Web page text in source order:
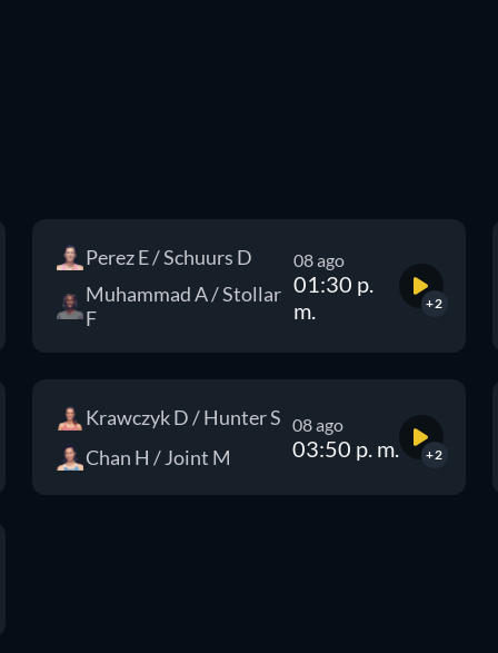
Perez E / Schuurs D
Muhammad A / Stollar
F
08 ago
01:30 p.
m.
+2
Krawczyk D / Hunter S
Chan H / Joint M
08 ago
03:50 p. m. +2